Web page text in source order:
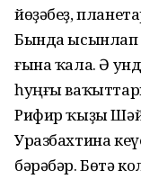
йөҙәбеҙ,
Бында ысынлап
ғына ҡала. Ә
һуңғы
Рифир ҡыҙы
Уразбахтина
бәрәбәр. Бөтә